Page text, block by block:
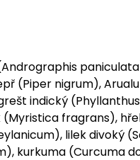
(Piper nigrum),
indický
fragrans),
lilek divoký
kurkuma (Curcuma